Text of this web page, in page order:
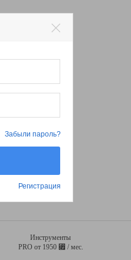
Инструменты
PRO от 1950 ⃏ / мес.
Регистрация
Забыли пароль?